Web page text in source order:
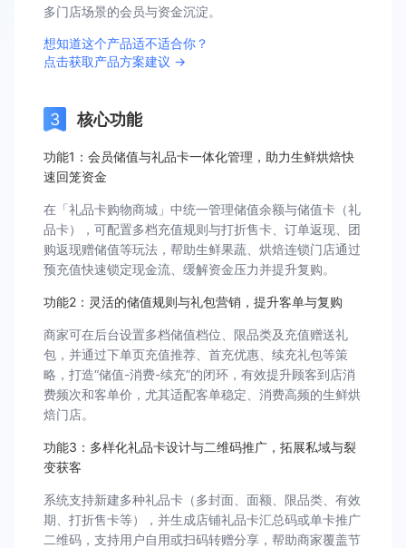
多门店场景的会员与资金沉淀。
想知道这个产品适不适合你？
点击获取产品方案建议 →
核心功能
功能1：会员储值与礼品卡一体化管理，助力生鲜烘焙快
速回笼资金
在「礼品卡购物商城」中统一管理储值余额与储值卡（礼
品卡），可配置多档充值规则与打折售卡、订单返现、团
购返现赠储值等玩法，帮助生鲜果蔬、烘焙连锁门店通过
预充值快速锁定现金流、缓解资金压力并提升复购。
功能2：灵活的储值规则与礼包营销，提升客单与复购
商家可在后台设置多档储值档位、限品类及充值赠送礼
包，并通过下单页充值推荐、首充优惠、续充礼包等策
略，打造“储值-消费-续充”的闭环，有效提升顾客到店消
费频次和客单价，尤其适配客单稳定、消费高频的生鲜烘
焙门店。
功能3：多样化礼品卡设计与二维码推广，拓展私域与裂
变获客
系统支持新建多种礼品卡（多封面、面额、限品类、有效
期、打折售卡等），并生成店铺礼品卡汇总码或单卡推广
二维码，支持用户自用或扫码转赠分享，帮助商家覆盖节